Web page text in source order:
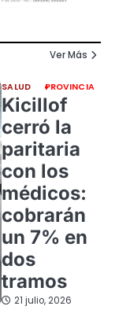
Ver Más
SALUD PROVINCIA
Kicillof
cerró la
paritaria
con los
médicos:
cobrarán
un 7% en
dos
tramos
21 julio, 2026